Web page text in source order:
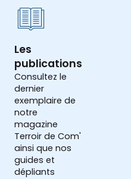
Les
publications
Consultez le
dernier
exemplaire de
notre
magazine
Terroir de Com'
ainsi que nos
guides et
dépliants